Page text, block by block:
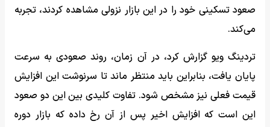
صعود تسکینی خود را در این بازار نزولی مشاهده کردند، تجربه
می‌کند.
تردینگ ویو گزارش کرد، در آن زمان، روند صعودی به سرعت
پایان یافت، بنابراین باید منتظر ماند تا سرنوشت این افزایش
قیمت فعلی نیز مشخص شود. تفاوت کلیدی بین این دو صعود
این است که افزایش اخیر پس از آن رخ داده که بازار دوره